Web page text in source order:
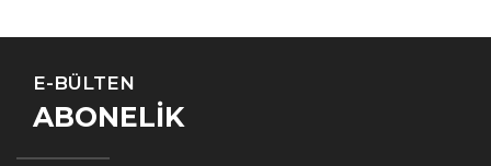
E-BÜLTEN
ABONELİK